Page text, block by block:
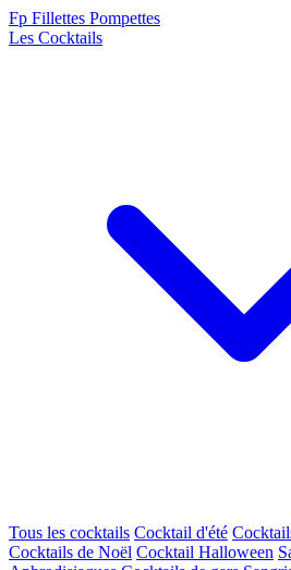
Fp Fillettes Pompettes
Les Cocktails
Tous les cocktails Cocktail d'été
Cocktails de Noël Cocktail Halloween